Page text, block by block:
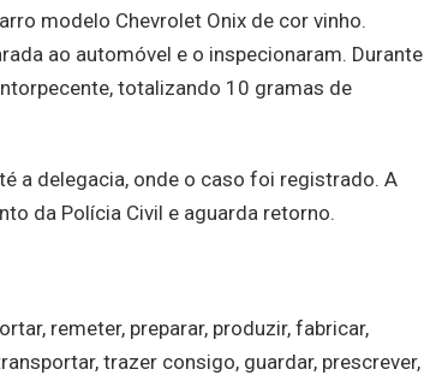
modelo Chevrolet Onix de cor vinho.
ao automóvel e o inspecionaram. Durante
totalizando 10 gramas de
a delegacia, onde o caso foi registrado. A
da Polícia Civil e aguarda retorno.
remeter, preparar, produzir, fabricar,
trazer consigo, guardar, prescrever,